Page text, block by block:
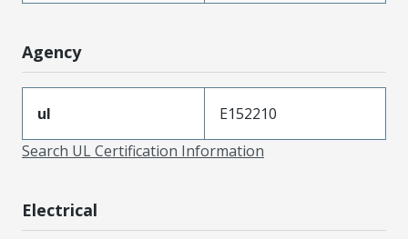
Agency
ul
E152210
Search UL Certification Information
Electrical